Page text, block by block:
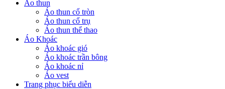
Áo thun
Áo thun cổ tròn
Áo thun cổ trụ
Áo thun thể thao
Áo Khoác
Áo khoác gió
Áo khoác trần bông
Áo khoác nỉ
Áo vest
Trang phục biểu diễn